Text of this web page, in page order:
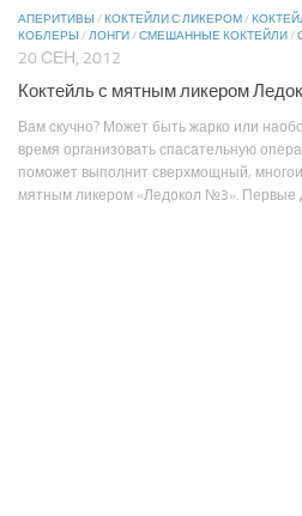
АПЕРИТИВЫ /КОКТЕЙЛИ С ЛИКЕРОМ/
КОБЛЕРЫ /ЛОНГИ/СМЕШАННЫЕ КОКТЕЙЛИ/
20 СЕН, 2012
Коктейль с мятным ликером
Вам скучно? Может быть жарко или
время организовать спасательную
поможет выполнит сверхмощный,
мятным ликером «Ледокол №3». Первые